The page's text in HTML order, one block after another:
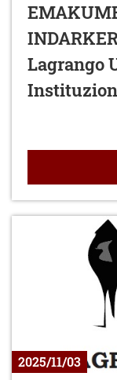
Lagrango
2025/11/03